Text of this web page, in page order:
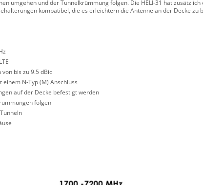
umgehen und der Tunnelkrümmung folgen. Die HELI-31 hat
kompatibel, die es erleichtern die Antenne an der Decke zu
bis zu 9.5 dBic
einem N-Typ (M) Anschluss
auf der Decke befestigt werden
folgen